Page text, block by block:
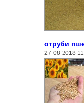
отруби
27-08-2018